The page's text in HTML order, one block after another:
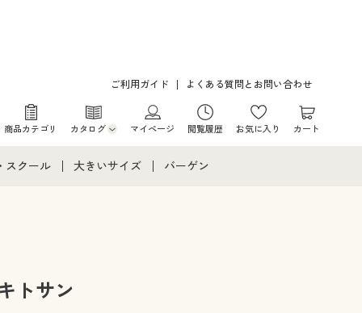
ご利用ガイド よくある質問とお問い合わせ
商品カテゴリ カタログ
カタログ・チラシからのご注文
マイページ 閲覧履歴 お気に入り カート
スクール
ア・ティーンズ下着
大きいサイズ バーゲン
トサン